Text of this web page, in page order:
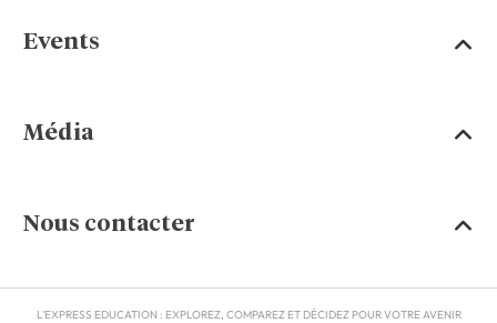
Events
Média
Nous contacter
L'EXPRESS EDUCATION : EXPLOREZ, COMPAREZ ET DÉCIDEZ POUR VOTRE AVENIR